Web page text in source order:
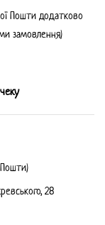
Пошти додатково
замовлення)
28